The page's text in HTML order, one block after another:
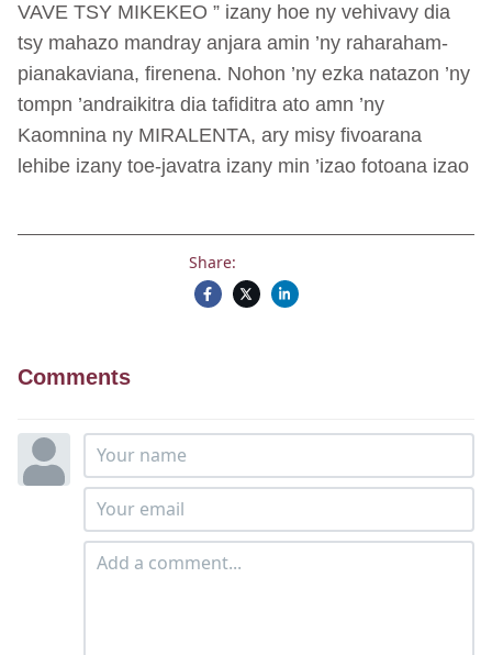
VAVE TSY MIKEKEO ” izany hoe ny vehivavy dia
tsy mahazo mandray anjara amin ’ny raharaham-
pianakaviana, firenena. Nohon ’ny ezka natazon ’ny
tompn ’andraikitra dia tafiditra ato amn ’ny
Kaomnina ny MIRALENTA, ary misy fivoarana
lehibe izany toe-javatra izany min ’izao fotoana izao
Share:
Comments